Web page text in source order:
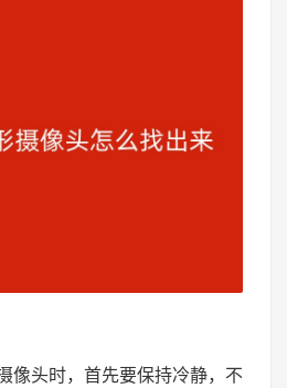
像头时，首先要保持冷静，不